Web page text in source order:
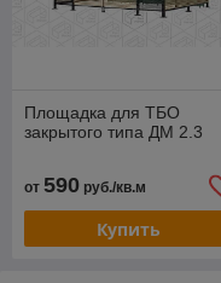
Площадка для ТБО
закрытого типа ДМ 2.3
от 590 руб./кв.м
Купить